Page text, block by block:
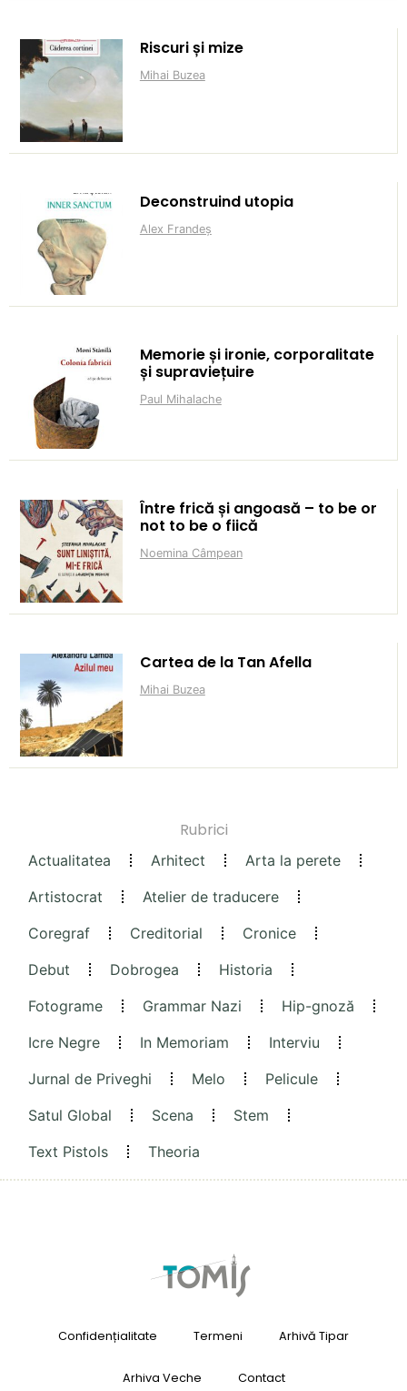
Riscuri și mize
Mihai Buzea
Deconstruind utopia
Alex Frandeș
Memorie și ironie, corporalitate
și supraviețuire
Paul Mihalache
Între frică și angoasă – to be or
not to be o fiică
Noemina Câmpean
Cartea de la Tan Afella
Mihai Buzea
Rubrici
Actualitatea Arhitect
Arta la perete
Artistocrat
Atelier de traducere
Coregraf
Creditorial
Cronice
Debut
Dobrogea
Historia
Fotograme
Grammar Nazi
Hip-gnoză
Icre Negre
In Memoriam
Interviu
Jurnal de Priveghi
Melo
Pelicule
Satul Global
Scena
Stem
Text Pistols
Theoria
Confidențialitate Termeni Arhivă Tipar
Arhiva Veche Contact